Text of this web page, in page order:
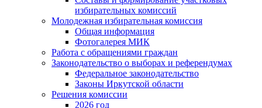
избирательных комиссий
Молодежная избирательная комиссия
Общая информация
Фотогалерея МИК
Работа с обращениями граждан
Законодательство о выборах и референдумах
Федеральное законодательство
Законы Иркутской области
Решения комиссии
2026 год